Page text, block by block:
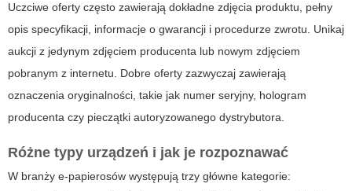
Uczciwe oferty często zawierają dokładne zdjęcia produktu, pełny
opis specyfikacji, informacje o gwarancji i procedurze zwrotu. Unikaj
aukcji z jedynym zdjęciem producenta lub nowym zdjęciem
pobranym z internetu. Dobre oferty zazwyczaj zawierają
oznaczenia oryginalności, takie jak numer seryjny, hologram
producenta czy pieczątki autoryzowanego dystrybutora.
Różne typy urządzeń i jak je rozpoznawać
W branży e-papierosów występują trzy główne kategorie: